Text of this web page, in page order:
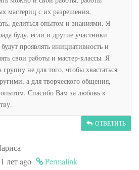
мастериц с их разрешения,
делиться опытом и знаниями. Я
буду, если и другие участники
проявлять инициативность и
свои работы и мастер-классы. Я
группу не для того, чтобы хвастаться
а для творческого общения,
Спасибо Вам за любовь к
ОТВЕТИТЬ
лет ago
Permalink